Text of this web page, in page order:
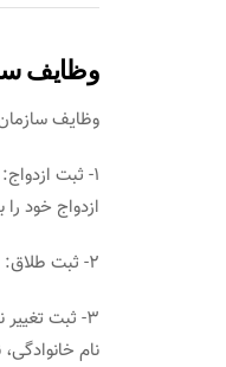
وظایف
وظایف
1- ثبت
ازدواج خود
2- ثبت طلاق: اگر زوجین تصمیم به طلاق گرفته‌اند، باید این امر را در سازمان ثبت احوال ثبت کنند تا طلاق آنها انجام شود.
3- ثبت
نام